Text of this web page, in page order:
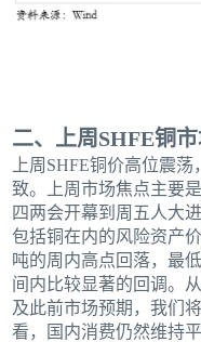
二、上周SHFE铜
上周SHFE铜价高位震
致。上周市场焦点主要
四两会开幕到周五人大
包括铜在内的风险资产
吨的周内高点回落，最
间内比较显著的回调。
及此前市场预期，我们
看，国内消费仍然维持